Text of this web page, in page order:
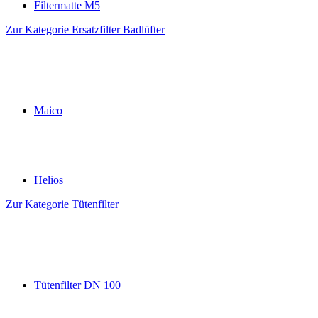
Filtermatte M5
Zur Kategorie Ersatzfilter Badlüfter
Maico
Helios
Zur Kategorie Tütenfilter
Tütenfilter DN 100